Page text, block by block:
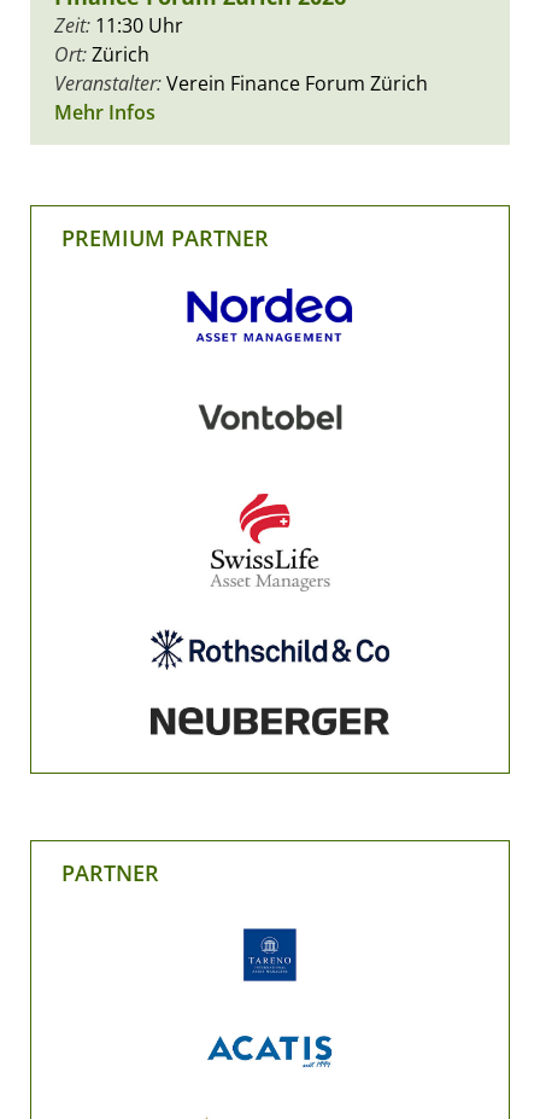
Zeit: 11:30 Uhr
Ort:Zürich
Veranstalter:Verein Finance Forum Zürich
Mehr Infos
PREMIUM PARTNER
PARTNER